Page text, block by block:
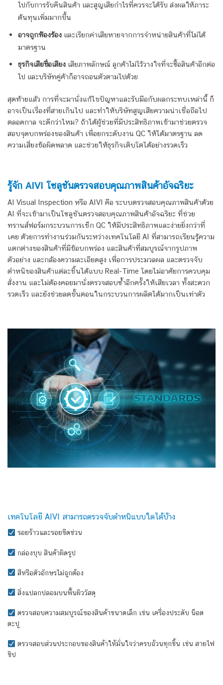
ไปกับการรับคืนสินค้า และสูญเสียกำไรที่ควรจะได้รับ ส่งผลให้ภาระ
ต้นทุนเพิ่มมากขึ้น
อาจถูกฟ้องร้องและเรียกค่าเสียหายจากการจำหน่ายสินค้าที่ไม่ได้
มาตรฐาน
ธุรกิจเสียชื่อเสียงเสียภาพลักษณ์ ลูกค้าไม่ไว้วางใจที่จะซื้อสินค้าอีกต่อ
ไป และบริษัทคู่ค้าก็อาจถอนตัวตามไปด้วย
สุดท้ายแล้ว การที่จะมานั่งแก้ไขปัญหาและรับมือกับผลกระทบเหล่านี้ ก็
อาจเป็นเรื่องที่สายเกินไป และทำให้บริษัทสูญเสียความน่าเชื่อถือไป
ตลอดกาล จะดีกว่าไหม? ถ้าได้ผู้ช่วยที่มีประสิทธิภาพเข้ามาช่วยตรวจ
สอบจุดบกพร่องของสินค้า เพื่อยกระดับงาน QC ให้ได้มาตรฐาน ลด
ความเสี่ยงข้อผิดพลาด และช่วยให้ธุรกิจเติบโตได้อย่างรวดเร็ว
รู้จัก AIVI โซลูชันตรวจสอบคุณภาพสินค้าอัจฉริยะ
AI Visual Inspection หรือ AIVI คือ ระบบตรวจสอบคุณภาพสินค้าด้วย
AI ที่จะเข้ามาเป็นโซลูชันตรวจสอบคุณภาพสินค้าอัจฉริยะ ที่ช่วย
ทรานส์ฟอร์มกระบวนการเช็ก QC ให้มีประสิทธิภาพและง่ายยิ่งกว่าที่
เคย ด้วยการทำงานร่วมกันระหว่างเทคโนโลยี AI ที่สามารถเรียนรู้ความ
แตกต่างของสินค้าที่มีข้อบกพร่อง และสินค้าที่สมบูรณ์จากรูปภาพ
ตัวอย่าง และกล้องความละเอียดสูง เพื่อการประมวลผล และตรวจจับ
ตำหนิของสินค้าแต่ละชิ้นได้แบบ Real-Time โดยไม่อาศัยการควบคุม
สั่งงาน และไม่ต้องคอยมานั่งตรวจสอบซ้ำอีกครั้งให้เสียเวลา ทั้งสะดวก
รวดเร็ว และยังช่วยลดขั้นตอนในกระบวนการผลิตได้มากเป็นเท่าตัว
เทคโนโลยี AIVI สามารถตรวจจับตำหนิแบบใดได้บ้าง
รอยร้าวและรอยขีดข่วน
กล่องบุบ สินค้าผิดรูป
สีหรือตัวอักษรไม่ถูกต้อง
สิ่งแปลกปลอมบนพื้นผิววัสดุ
ตรวจสอบความสมบูรณ์ของสินค้าขนาดเล็ก เช่น เครื่องประดับ น็อต
ตะปู
ตรวจสอบส่วนประกอบของสินค้าให้มั่นใจว่าครบถ้วนทุกชิ้น เช่น สายไฟ
ชิป